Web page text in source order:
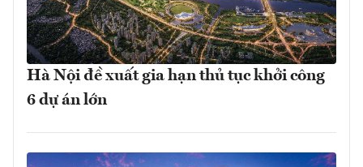
Hà Nội đề xuất gia hạn thủ tục khởi công
6 dự án lớn